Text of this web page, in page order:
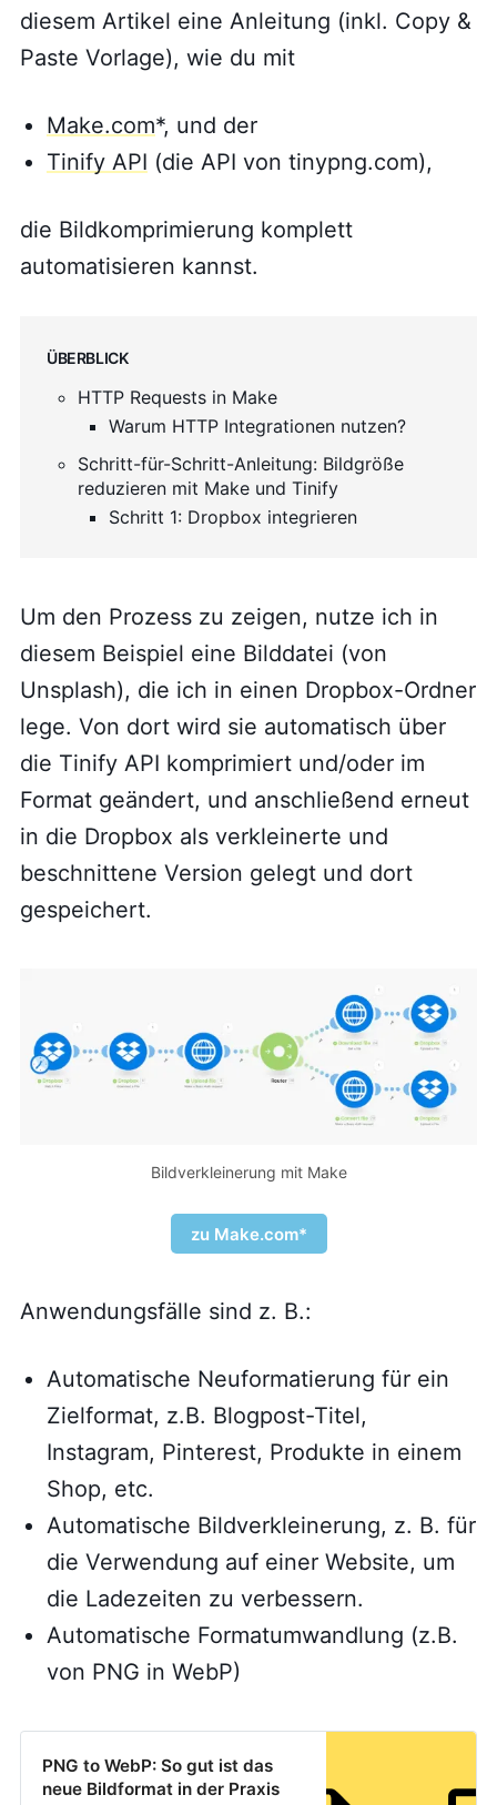
diesem Artikel eine Anleitung (inkl. Copy &
Paste Vorlage), wie du mit
Make.com*, und der
Tinify API (die API von tinypng.com),
die Bildkomprimierung komplett
automatisieren kannst.
Überblick
HTTP Requests in Make
Warum HTTP Integrationen nutzen?
Schritt-für-Schritt-Anleitung: Bildgröße
reduzieren mit Make und Tinify
Schritt 1: Dropbox integrieren
Um den Prozess zu zeigen, nutze ich in
diesem Beispiel eine Bilddatei (von
Unsplash), die ich in einen Dropbox-Ordner
lege. Von dort wird sie automatisch über
die Tinify API komprimiert und/oder im
Format geändert, und anschließend erneut
in die Dropbox als verkleinerte und
beschnittene Version gelegt und dort
gespeichert.
Bildverkleinerung mit Make
zu Make.com*
Anwendungsfälle sind z. B.:
Automatische Neuformatierung für ein
Zielformat, z.B. Blogpost-Titel,
Instagram, Pinterest, Produkte in einem
Shop, etc.
Automatische Bildverkleinerung, z. B. für
die Verwendung auf einer Website, um
die Ladezeiten zu verbessern.
Automatische Formatumwandlung (z.B.
von PNG in WebP)
PNG to WebP: So gut ist das
neue Bildformat in der Praxis